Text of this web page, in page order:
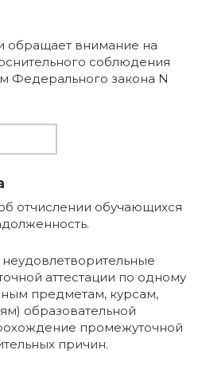
обращает внимание на
соблюдения
Федерального закона N
отчислении обучающихся
аттестации по одному
предметам, курсам,
образовательной
промежуточной
причин.